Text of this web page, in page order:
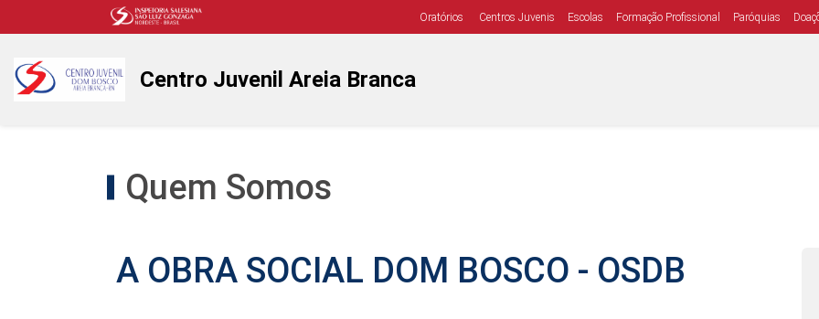
Oratórios Centros Juvenis Escolas Formação Profissional Paróquias
Centro Juvenil Areia Branca
Quem Somos
A OBRA SOCIAL DOM BOSCO - OSDB